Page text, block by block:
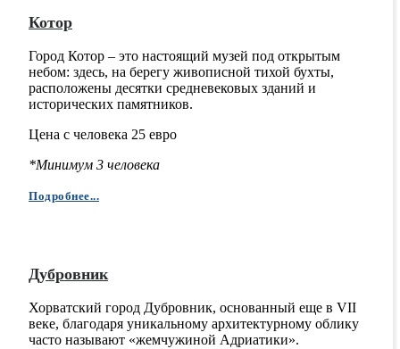
Котор
Город Котор – это настоящий музей под открытым
небом: здесь, на берегу живописной тихой бухты,
расположены десятки средневековых зданий и
исторических памятников.
Цена с человека 25 евро
*Минимум 3 человека
Подробнее...
Дубровник
Хорватский город Дубровник, основанный еще в VII
веке, благодаря уникальному архитектурному облику
часто называют «жемчужиной Адриатики».